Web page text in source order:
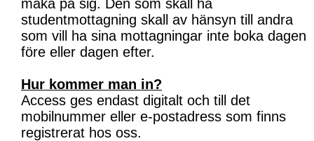
maka på sig. Den som skall ha
studentmottagning skall av hänsyn till andra
som vill ha sina mottagningar inte boka dagen
före eller dagen efter.
Hur kommer man in?
Access ges endast digitalt och till det
mobilnummer eller e-postadress som finns
registrerat hos oss.